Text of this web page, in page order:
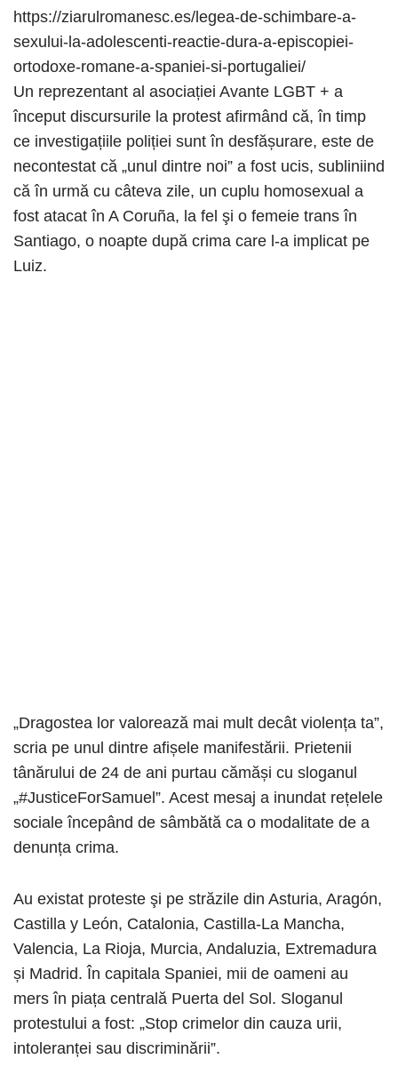
https://ziarulromanesc.es/legea-de-schimbare-a-
sexului-la-adolescenti-reactie-dura-a-episcopiei-
ortodoxe-romane-a-spaniei-si-portugaliei/
Un reprezentant al asociației Avante LGBT + a
început discursurile la protest afirmând că, în timp
ce investigațiile poliției sunt în desfășurare, este de
necontestat că „unul dintre noi” a fost ucis, subliniind
că în urmă cu câteva zile, un cuplu homosexual a
fost atacat în A Coruña, la fel şi o femeie trans în
Santiago, o noapte după crima care l-a implicat pe
Luiz.
„Dragostea lor valorează mai mult decât violența ta”,
scria pe unul dintre afișele manifestării. Prietenii
tânărului de 24 de ani purtau cămăși cu sloganul
„#JusticeForSamuel”. Acest mesaj a inundat rețelele
sociale începând de sâmbătă ca o modalitate de a
denunța crima.
Au existat proteste şi pe străzile din Asturia, Aragón,
Castilla y León, Catalonia, Castilla-La Mancha,
Valencia, La Rioja, Murcia, Andaluzia, Extremadura
și Madrid. În capitala Spaniei, mii de oameni au
mers în piața centrală Puerta del Sol. Sloganul
protestului a fost: „Stop crimelor din cauza urii,
intoleranței sau discriminării”.